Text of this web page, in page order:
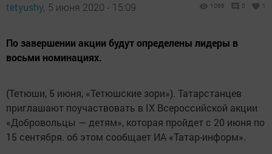
tetyushy, 5 июня 2020 - 15:09 1066 0 1
По завершении акции будут определены лидеры в
восьми номинациях.
(Тетюши, 5 июня, «Тетюшские зори»). Татарстанцев
приглашают поучаствовать в IX Всероссийской акции
«Добровольцы — детям», которая пройдет с 20 июня по
15 сентября. об этом сообщает ИА «Татар-информ».